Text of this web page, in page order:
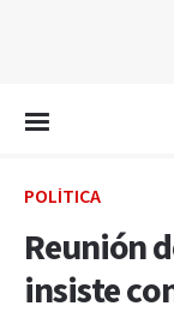
POLÍTICA
Reunión
insiste